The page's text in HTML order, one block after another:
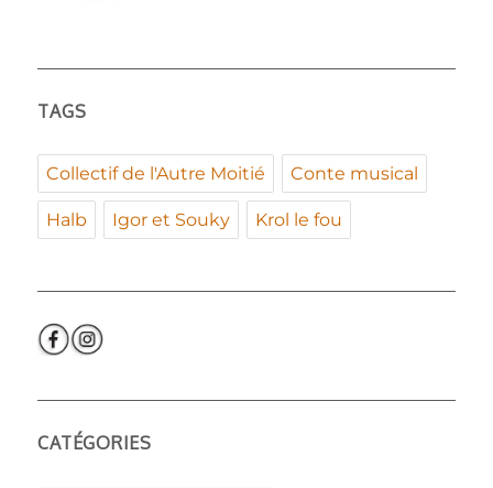
TAGS
Collectif de l'Autre Moitié Conte musical
Halb Igor et Souky Krol le fou
CATÉGORIES